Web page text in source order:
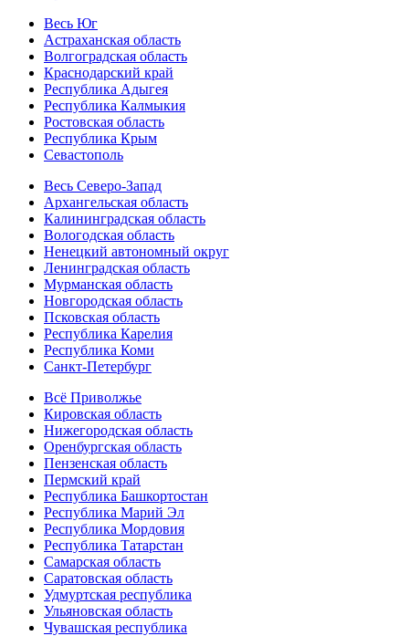
Весь Юг
Астраханская область
Волгоградская область
Краснодарский край
Республика Адыгея
Республика Калмыкия
Ростовская область
Республика Крым
Севастополь
Весь Северо-Запад
Архангельская область
Калининградская область
Вологодская область
Ненецкий автономный округ
Ленинградская область
Мурманская область
Новгородская область
Псковская область
Республика Карелия
Республика Коми
Санкт-Петербург
Всё Приволжье
Кировская область
Нижегородская область
Оренбургская область
Пензенская область
Пермский край
Республика Башкортостан
Республика Марий Эл
Республика Мордовия
Республика Татарстан
Самарская область
Саратовская область
Удмуртская республика
Ульяновская область
Чувашская республика